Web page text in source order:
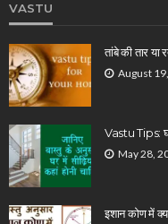
VASTU
तांबे की तार या
August
Vastu Tips:
May 28,
इशान कोण में